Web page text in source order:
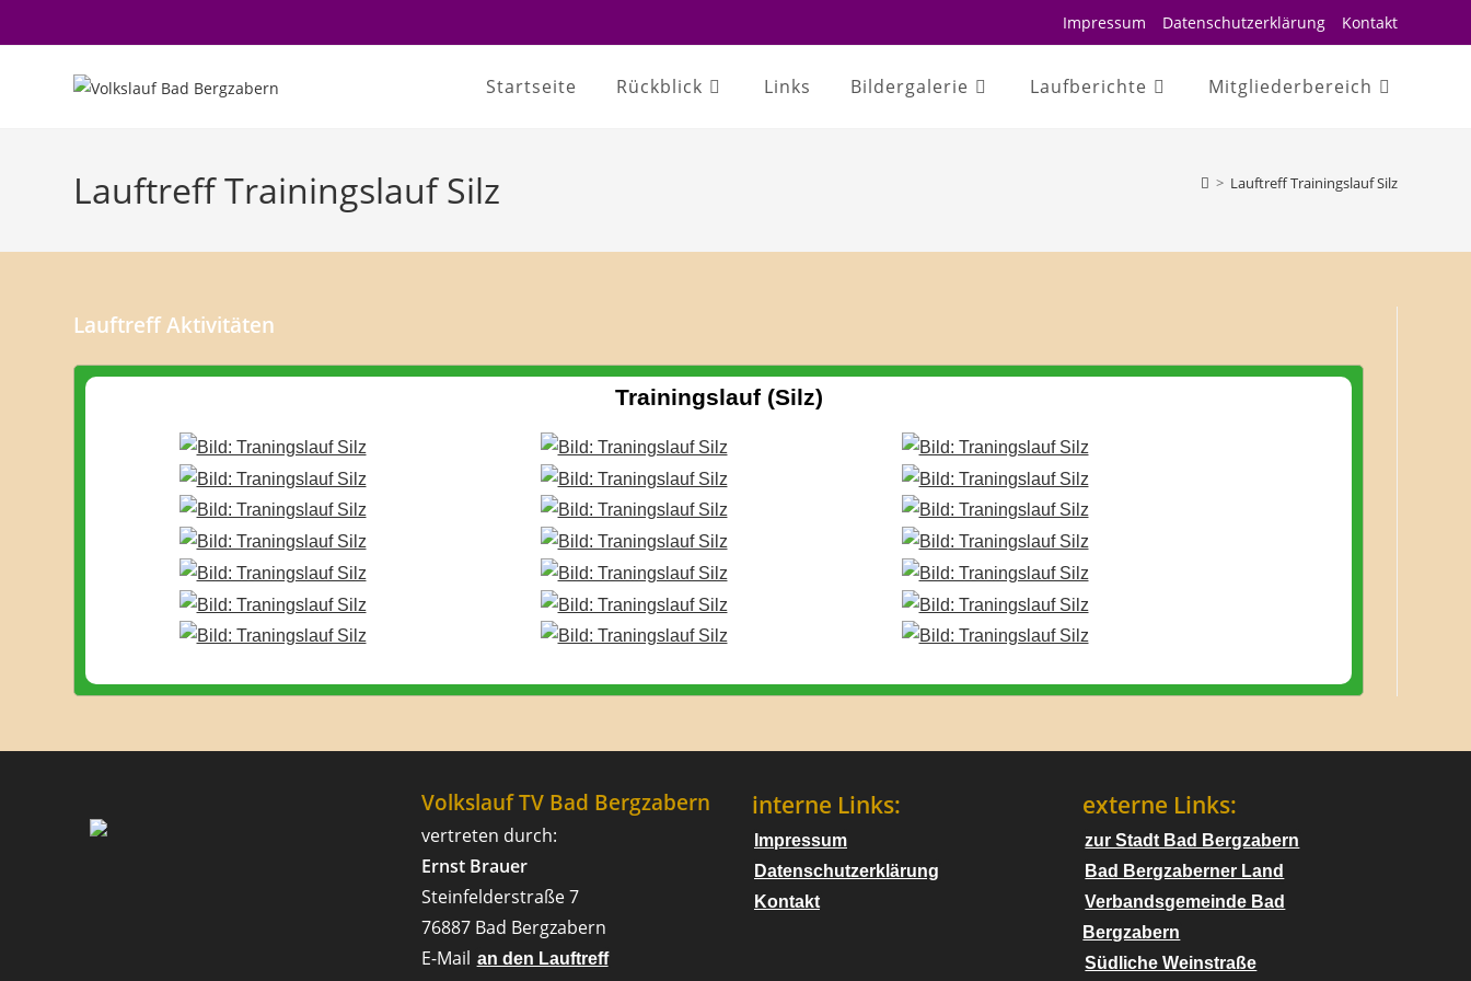
Inhalt
Impressum Datenschutzerklärung Kontakt
Startseite Rückblick Links Bildergalerie Laufberichte Mitgliederbereich
Lauftreff Trainingslauf Silz > Lauftreff Trainingslauf Silz
Lauftreff Aktivitäten
Trainingslauf (Silz)
Volkslauf TV Bad Bergzabern
vertreten durch:
Ernst Brauer
Steinfelderstraße 7
76887 Bad Bergzabern
E-Mail an den Lauftreff
interne Links:
Impressum
Datenschutzerklärung
Kontakt
externe Links:
zur Stadt Bad Bergzabern
Bad Bergzaberner Land
Verbandsgemeinde Bad
Bergzabern
Südliche Weinstraße